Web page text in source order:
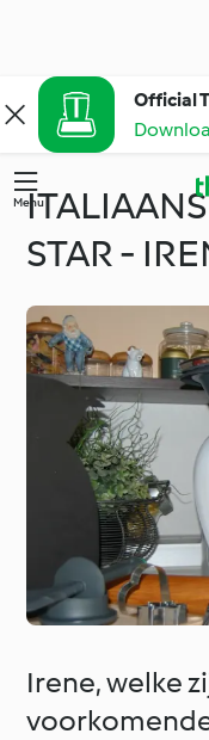
Official
Menu
STAR -
Irene, welke